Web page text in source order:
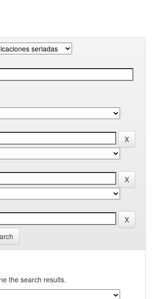
the search results.